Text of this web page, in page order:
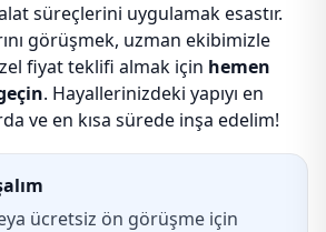
süreçlerini uygulamak esastır.
görüşmek, uzman ekibimizle
fiyat teklifi almak için hemen
. Hayallerinizdeki yapıyı en
ve en kısa sürede inşa edelim!
ücretsiz ön görüşme için